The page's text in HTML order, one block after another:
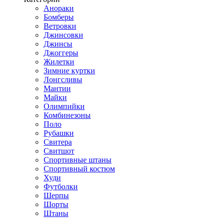
Анораки
Бомберы
Ветровки
Джинсовки
Джинсы
Джоггеры
Жилетки
Зимние куртки
Лонгсливы
Мантии
Майки
Олимпийки
Комбинезоны
Поло
Рубашки
Свитера
Свитшот
Спортивные штаны
Спортивный костюм
Худи
Футболки
Шерпы
Шорты
Штаны